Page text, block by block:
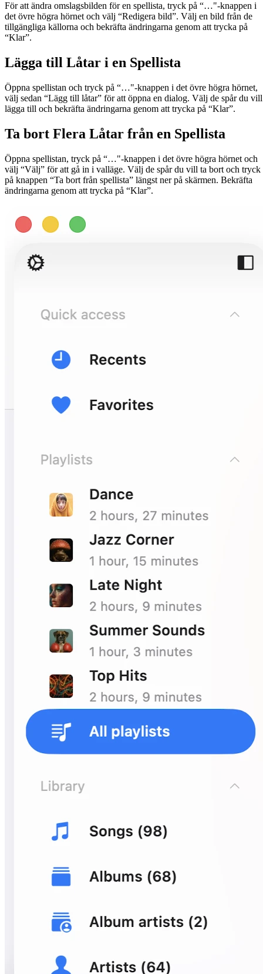
För att ändra omslagsbilden för en spellista, tryck på “…"-knappen i
det övre högra hörnet och välj “Redigera bild”. Välj en bild från de
tillgängliga källorna och bekräfta ändringarna genom att trycka på
“Klar”.
Lägga till Låtar i en Spellista
Öppna spellistan och tryck på “…"-knappen i det övre högra hörnet,
välj sedan “Lägg till låtar” för att öppna en dialog. Välj de spår du vill
lägga till och bekräfta ändringarna genom att trycka på “Klar”.
Ta bort Flera Låtar från en Spellista
Öppna spellistan, tryck på “…"-knappen i det övre högra hörnet och
välj “Välj” för att gå in i valläge. Välj de spår du vill ta bort och tryck
på knappen “Ta bort från spellista” längst ner på skärmen. Bekräfta
ändringarna genom att trycka på “Klar”.